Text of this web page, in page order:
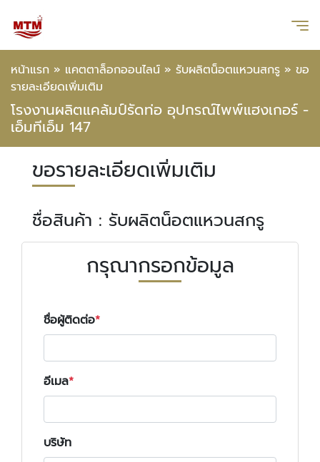
หน้าแรก » แคตตาล็อกออนไลน์ » รับผลิตน็อตแหวนสกรู » ขอ
รายละเอียดเพิ่มเติม
โรงงานผลิตแคล้มป์รัดท่อ อุปกรณ์ไพพ์แฮงเกอร์ -
เอ็มทีเอ็ม 147
ขอรายละเอียดเพิ่มเติม
ชื่อสินค้า : รับผลิตน็อตแหวนสกรู
กรุณากรอกข้อมูล
ชื่อผู้ติดต่อ
อีเมล
บริษัท